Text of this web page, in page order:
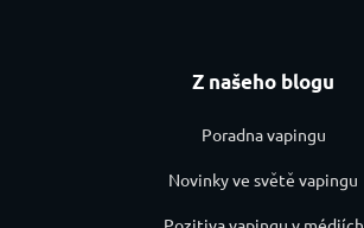
Z našeho blogu
Poradna vapingu
Novinky ve světě vapingu